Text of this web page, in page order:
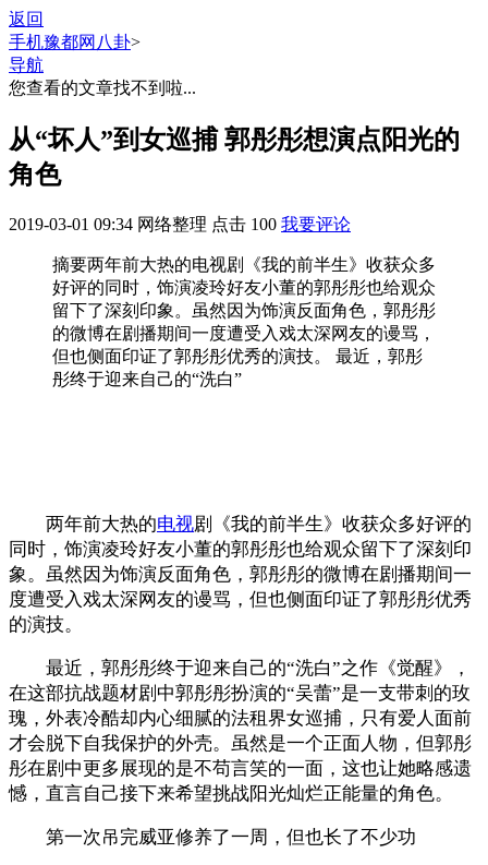
返回
手机豫都网 八卦>
导航
您查看的文章找不到啦...
从“坏人”到女巡捕 郭彤彤想演点阳光的
角色
2019-03-01 09:34 网络整理 点击 100 我要评论
摘要两年前大热的电视剧《我的前半生》收获众多
好评的同时，饰演凌玲好友小董的郭彤彤也给观众
留下了深刻印象。虽然因为饰演反面角色，郭彤彤
的微博在剧播期间一度遭受入戏太深网友的谩骂，
但也侧面印证了郭彤彤优秀的演技。 最近，郭彤
彤终于迎来自己的“洗白”
两年前大热的电视剧《我的前半生》收获众多好评的
同时，饰演凌玲好友小董的郭彤彤也给观众留下了深刻印
象。虽然因为饰演反面角色，郭彤彤的微博在剧播期间一
度遭受入戏太深网友的谩骂，但也侧面印证了郭彤彤优秀
的演技。
最近，郭彤彤终于迎来自己的“洗白”之作《觉醒》，
在这部抗战题材剧中郭彤彤扮演的“吴蕾”是一支带刺的玫
瑰，外表冷酷却内心细腻的法租界女巡捕，只有爱人面前
才会脱下自我保护的外壳。虽然是一个正面人物，但郭彤
彤在剧中更多展现的是不苟言笑的一面，这也让她略感遗
憾，直言自己接下来希望挑战阳光灿烂正能量的角色。
第一次吊完威亚修养了一周，但也长了不少功